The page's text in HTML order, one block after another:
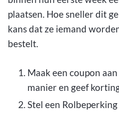
plaatsen. Hoe sneller dit
kans dat ze iemand
bestelt.
Maak een coupon
manier en geef
Stel een